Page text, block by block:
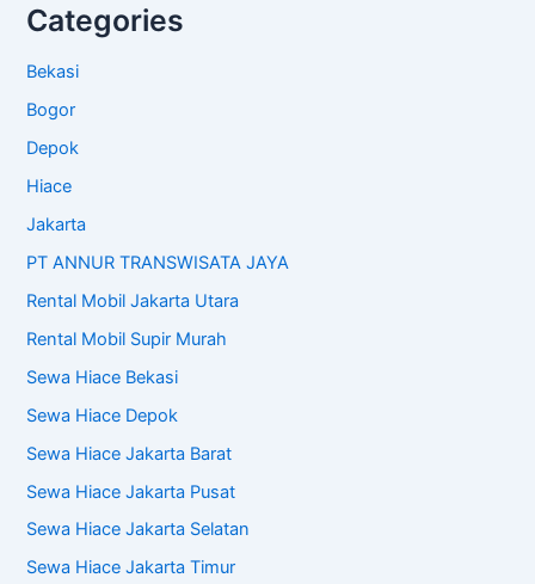
Categories
Bekasi
Bogor
Depok
Hiace
Jakarta
PT ANNUR TRANSWISATA JAYA
Rental Mobil Jakarta Utara
Rental Mobil Supir Murah
Sewa Hiace Bekasi
Sewa Hiace Depok
Sewa Hiace Jakarta Barat
Sewa Hiace Jakarta Pusat
Sewa Hiace Jakarta Selatan
Sewa Hiace Jakarta Timur